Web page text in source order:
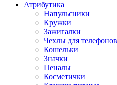
Атрибутика
Напульсники
Кружки
Зажигалки
Чехлы для телефонов
Кошельки
Значки
Пеналы
Косметички